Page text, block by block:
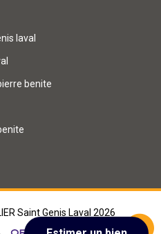
laval
benite
Saint Genis Laval 2026